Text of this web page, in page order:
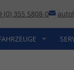
(0) 355 5808-0